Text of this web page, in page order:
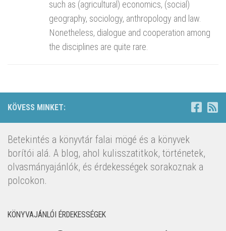
such as (agricultural) economics, (social)
geography, sociology, anthropology and law.
Nonetheless, dialogue and cooperation among
the disciplines are quite rare.
KÖVESS MINKET:
Betekintés a könyvtár falai mögé és a könyvek
borítói alá. A blog, ahol kulisszatitkok, történetek,
olvasmányajánlók, és érdekességek sorakoznak a
polcokon.
KÖNYVAJÁNLÓI ÉRDEKESSÉGEK